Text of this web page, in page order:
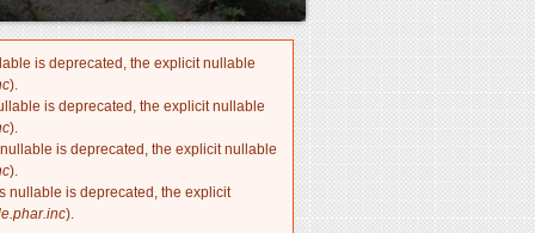
is deprecated, the explicit nullable
).
is deprecated, the explicit nullable
).
is deprecated, the explicit nullable
).
nullable is deprecated, the explicit
).